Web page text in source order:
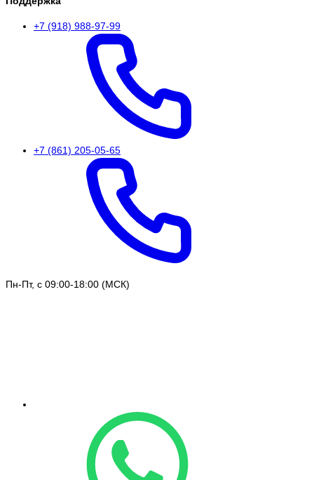
+7 (918) 988-97-99
+7 (861) 205-05-65
Пн-Пт, с 09:00-18:00 (МСК)